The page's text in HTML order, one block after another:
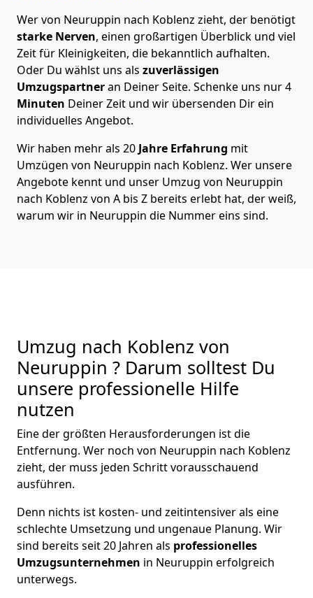
Wer von Neuruppin nach Koblenz zieht, der benötigt
starke Nerven, einen großartigen Überblick und viel
Zeit für Kleinigkeiten, die bekanntlich aufhalten.
Oder Du wählst uns als zuverlässigen
Umzugspartneran Deiner Seite. Schenke uns nur4
Minuten Deiner Zeit und wir übersenden Dir ein
individuelles Angebot.
Wir haben mehr als 20 Jahre Erfahrung mit
Umzügen von Neuruppin nach Koblenz. Wer unsere
Angebote kennt und unser Umzug von Neuruppin
nach Koblenz von A bis Z bereits erlebt hat, der weiß,
warum wir in Neuruppin die Nummer eins sind.
Umzug nach Koblenz von
Neuruppin ? Darum solltest Du
unsere professionelle Hilfe
nutzen
Eine der größten Herausforderungen ist die
Entfernung. Wer noch von Neuruppin nach Koblenz
zieht, der muss jeden Schritt vorausschauend
ausführen.
Denn nichts ist kosten- und zeitintensiver als eine
schlechte Umsetzung und ungenaue Planung. Wir
sind bereits seit 20 Jahren als professionelles
Umzugsunternehmen in Neuruppin erfolgreich
unterwegs.